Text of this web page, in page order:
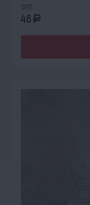
опт
46 a